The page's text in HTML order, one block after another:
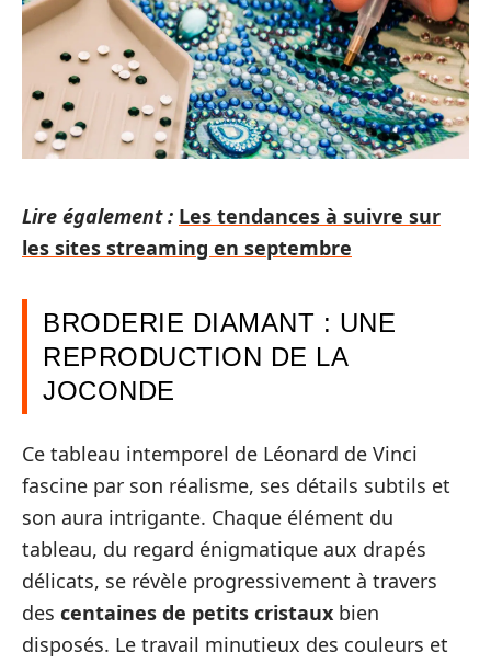
Lire également : Les tendances à suivre sur
les sites streaming en septembre
BRODERIE DIAMANT : UNE
REPRODUCTION DE LA
JOCONDE
Ce tableau intemporel de Léonard de Vinci
fascine par son réalisme, ses détails subtils et
son aura intrigante. Chaque élément du
tableau, du regard énigmatique aux drapés
délicats, se révèle progressivement à travers
des centaines de petits cristaux bien
disposés. Le travail minutieux des couleurs et